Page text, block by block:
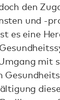
den
und -
es eine
mit